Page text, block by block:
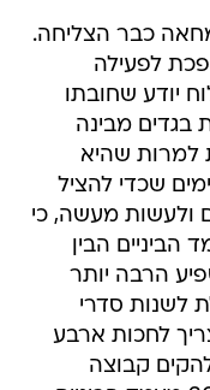
כבר הצליחה.
הופכת לפעילה
יודע שחובתו
בגדים מבינה
למרות שהיא
שכדי להציל
ולעשות מעשה, כי
הביניים הבין
הרבה יותר
לשנות סדרי
לחכות ארבע
קבוצה